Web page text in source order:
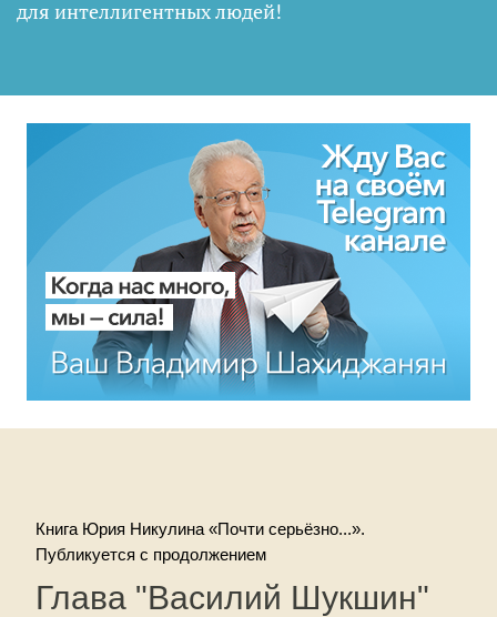
для интеллигентных людей!
Книга Юрия Никулина «Почти серьёзно...».
Публикуется с продолжением
Глава "Василий Шукшин"